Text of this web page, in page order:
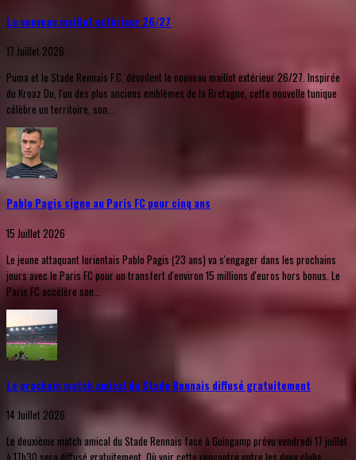
Le nouveau maillot extérieur 26/27
17 Juillet 2026
Puma et le Stade Rennais F.C. dévoilent le nouveau maillot extérieur 26/27. Inspirée
du Kroaz Du, l'un des plus anciens emblèmes de la Bretagne, cette nouvelle tunique
célèbre un territoire, son...
Pablo Pagis signe au Paris FC pour cinq ans
15 Juillet 2026
Le jeune attaquant lorientais Pablo Pagis (23 ans) va s'engager dans les prochains
jours avec le Paris FC pour un transfert d'environ 15 millions d'euros hors bonus. Le
Paris FC accélère son...
Le prochain match amical du Stade Rennais diffusé gratuitement
14 Juillet 2026
Le deuxième match amical du Stade Rennais face à Guingamp prévu vendredi 17 juillet